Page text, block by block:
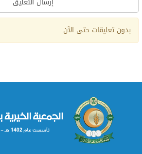
Alternative:
بدون تعليقات حتى الآن.